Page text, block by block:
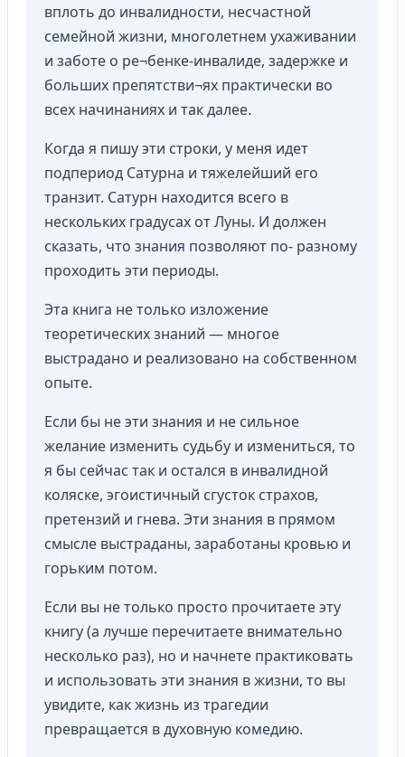
вплоть до инвалидности, несчастной
семейной жизни, многолетнем ухаживании
и заботе о ре¬бенке-инвалиде, задержке и
больших препятстви¬ях практически во
всех начинаниях и так далее.
Когда я пишу эти строки, у меня идет
подпериод Сатурна и тяжелейший его
транзит. Сатурн находится всего в
нескольких градусах от Луны. И должен
сказать, что знания позволяют по- разному
проходить эти периоды.
Эта книга не только изложение
теоретических знаний — многое
выстрадано и реализовано на собственном
опыте.
Если бы не эти знания и не сильное
желание изменить судьбу и измениться, то
я бы сейчас так и остался в инвалидной
коляске, эгоистичный сгусток страхов,
претензий и гнева. Эти знания в прямом
смысле выстраданы, заработаны кровью и
горьким потом.
Если вы не только просто прочитаете эту
книгу (а лучше перечитаете внимательно
несколько раз), но и начнете практиковать
и использовать эти знания в жизни, то вы
увидите, как жизнь из трагедии
превращается в духовную комедию.